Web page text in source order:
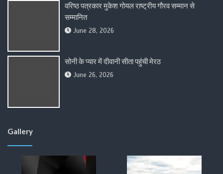
वरिष्ठ पत्रकार मुकेश गोयल राष्ट्रीय गौरव सम्मान से
सम्मानित
June 28, 2026
सोनी के प्यार में दीवानी सीता पहुंची मेरठ
June 26, 2026
Gallery